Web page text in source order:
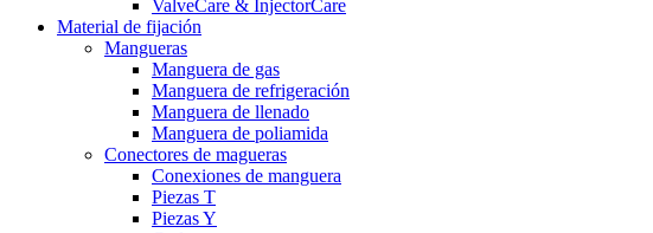
ValveCare & InjectorCare
Material de fijación
Mangueras
Manguera de gas
Manguera de refrigeración
Manguera de llenado
Manguera de poliamida
Conectores de magueras
Conexiones de manguera
Piezas T
Piezas Y